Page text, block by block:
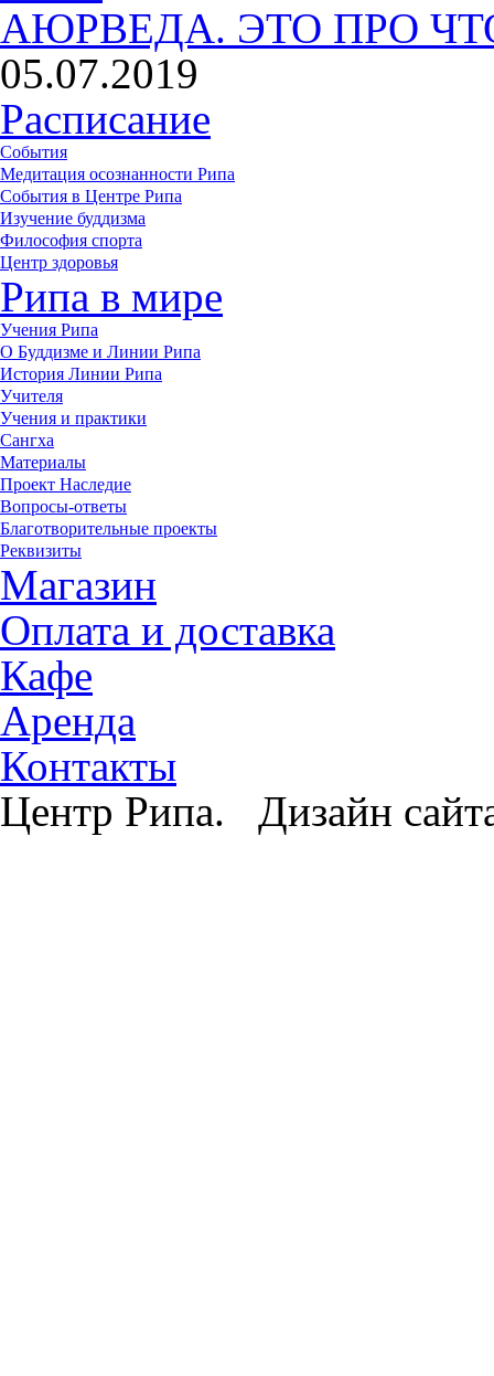
АЮРВЕДА. ЭТО ПРО
05.07.2019
Расписание
События
Медитация осознанности Рипа
События в Центре Рипа
Изучение буддизма
Философия спорта
Центр здоровья
Рипа в мире
Учения Рипа
О Буддизме и Линии Рипа
История Линии Рипа
Учителя
Учения и практики
Сангха
Материалы
Проект Наследие
Вопросы-ответы
Благотворительные проекты
Реквизиты
Магазин
Оплата и доставка
Кафе
Аренда
Контакты
Центр Рипа. Дизайн